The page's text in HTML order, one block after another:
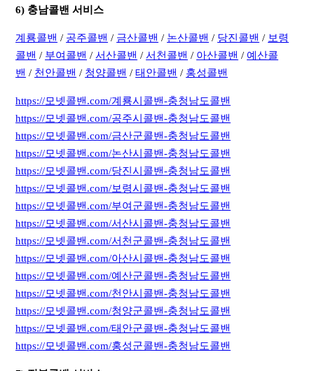
6) 충남콜밴 서비스
계룡콜밴 / 공주콜밴 / 금산콜밴 / 논산콜밴 / 당진콜밴 / 보령
콜밴 / 부여콜밴 /서산콜밴 /서천콜밴 / 아산콜밴 /예산콜
밴 / 천안콜밴 / 청양콜밴 /태안콜밴 / 홍성콜밴
https://모넷콜밴.com/계룡시콜밴-충청남도콜밴
https://모넷콜밴.com/공주시콜밴-충청남도콜밴
https://모넷콜밴.com/금산군콜밴-충청남도콜밴
https://모넷콜밴.com/논산시콜밴-충청남도콜밴
https://모넷콜밴.com/당진시콜밴-충청남도콜밴
https://모넷콜밴.com/보령시콜밴-충청남도콜밴
https://모넷콜밴.com/부여군콜밴-충청남도콜밴
https://모넷콜밴.com/서산시콜밴-충청남도콜밴
https://모넷콜밴.com/서천군콜밴-충청남도콜밴
https://모넷콜밴.com/아산시콜밴-충청남도콜밴
https://모넷콜밴.com/예산군콜밴-충청남도콜밴
https://모넷콜밴.com/천안시콜밴-충청남도콜밴
https://모넷콜밴.com/청양군콜밴-충청남도콜밴
https://모넷콜밴.com/태안군콜밴-충청남도콜밴
https://모넷콜밴.com/홍성군콜밴-충청남도콜밴